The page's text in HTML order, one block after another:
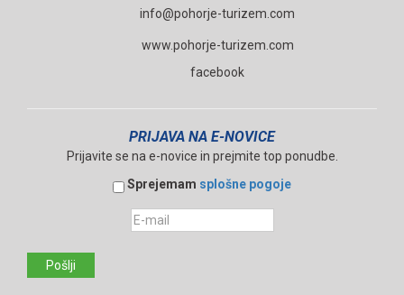
info@pohorje-turizem.com
www.pohorje-turizem.com
facebook
PRIJAVA NA E-NOVICE
Prijavite se na e-novice in prejmite top ponudbe.
Sprejemam splošne pogoje
Pošlji